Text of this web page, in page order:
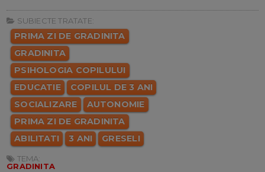
SUBIECTE TRATATE:
PRIMA ZI DE GRADINITA
GRADINITA
PSIHOLOGIA COPILULUI
EDUCATIE
COPILUL DE 3 ANI
SOCIALIZARE
AUTONOMIE
PRIMA ZI DE GRADINITA
ABILITATI
3 ANI GRESELI
TEMA:
GRADINITA